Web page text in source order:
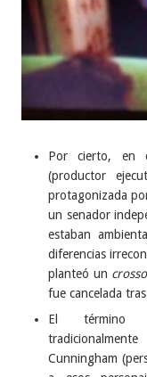
Por cierto, en
(productor
protagonizada
un senador
estaban
diferencias
planteó un
fue cancelada
El término
Cunningham